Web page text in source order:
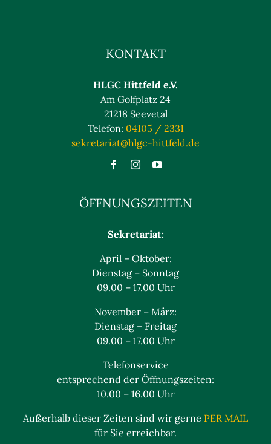
KONTAKT
HLGC Hittfeld e.V.
Am Golfplatz 24
21218 Seevetal
Telefon: 04105 / 2331
sekretariat@hlgc-hittfeld.de
ÖFFNUNGSZEITEN
Sekretariat:
April – Oktober:
Dienstag – Sonntag
09.00 – 17.00 Uhr
November – März:
Dienstag – Freitag
09.00 – 17.00 Uhr
Telefonservice
entsprechend der Öffnungszeiten:
10.00 – 16.00 Uhr
Außerhalb dieser Zeiten sind wir gerne PER MAIL
für Sie erreichbar.